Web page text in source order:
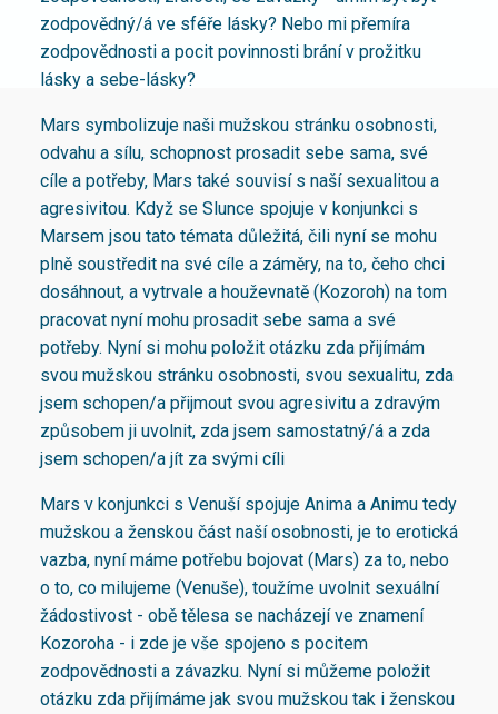
zodpovědný/á ve sféře lásky? Nebo mi přemíra
zodpovědnosti a pocit povinnosti brání v prožitku
lásky a sebe-lásky?
Mars symbolizuje naši mužskou stránku osobnosti,
odvahu a sílu, schopnost prosadit sebe sama, své
cíle a potřeby, Mars také souvisí s naší sexualitou a
agresivitou. Když se Slunce spojuje v konjunkci s
Marsem jsou tato témata důležitá, čili nyní se mohu
plně soustředit na své cíle a záměry, na to, čeho chci
dosáhnout, a vytrvale a houževnatě (Kozoroh) na tom
pracovat nyní mohu prosadit sebe sama a své
potřeby. Nyní si mohu položit otázku zda přijímám
svou mužskou stránku osobnosti, svou sexualitu, zda
jsem schopen/a přijmout svou agresivitu a zdravým
způsobem ji uvolnit, zda jsem samostatný/á a zda
jsem schopen/a jít za svými cíli
Mars v konjunkci s Venuší spojuje Anima a Animu tedy
mužskou a ženskou část naší osobnosti, je to erotická
vazba, nyní máme potřebu bojovat (Mars) za to, nebo
o to, co milujeme (Venuše), toužíme uvolnit sexuální
žádostivost - obě tělesa se nacházejí ve znamení
Kozoroha - i zde je vše spojeno s pocitem
zodpovědnosti a závazku. Nyní si můžeme položit
otázku zda přijímáme jak svou mužskou tak i ženskou